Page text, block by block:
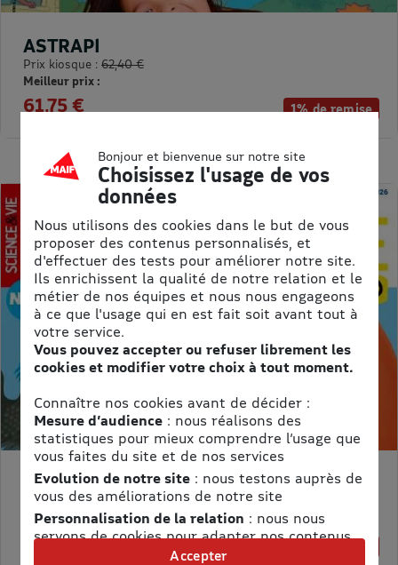
1% de remise
ASTRAPI
Prix kiosque : 62,40 €
Meilleur prix :
61,75 €
MON PETIT SCIENCE ET VIE AVEC NANO
Prix kiosque :71,40 €
Meilleur prix :
58,65 €
Bonjour et bienvenue sur notre site
Choisissez l'usage de vos
données
Nous utilisons des cookies dans le but de vous
proposer des contenus personnalisés, et
d'effectuer des tests pour améliorer notre site.
Ils enrichissent la qualité de notre relation et le
métier de nos équipes et nous nous engageons
à ce que l'usage qui en est fait soit avant tout à
votre service.
Vous pouvez accepter ou refuser librement les
cookies et modifier votre choix à tout moment.
Connaître nos cookies avant de décider :
Mesure d’audience: nous réalisons des
statistiques pour mieux comprendre l’usage que
vous faites du site et de nos services
Evolution de notre site: nous testons auprès de
vous des améliorations de notre site
Personnalisation de la relation : nous nous
servons de cookies pour adapter nos contenus
et personnaliser nos offres
Accepter